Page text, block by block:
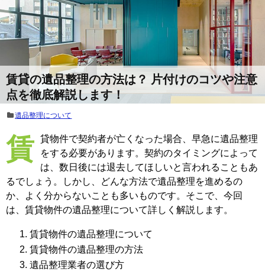
賃貸の遺品整理の方法は？ 片付けのコツや注意
点を徹底解説します！
遺品整理について
賃貸物件で契約者が亡くなった場合、早急に遺品整理
をする必要があります。契約のタイミングによって
は、数日後には退去してほしいと言われることもあ
るでしょう。しかし、どんな方法で遺品整理を進めるの
か、よく分からないことも多いものです。そこで、今回
は、賃貸物件の遺品整理について詳しく解説します。
賃貸物件の遺品整理について
賃貸物件の遺品整理の方法
遺品整理業者の選び方